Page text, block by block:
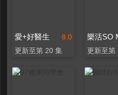
8.0
愛+好醫生
更新至第 20 集 更新至第